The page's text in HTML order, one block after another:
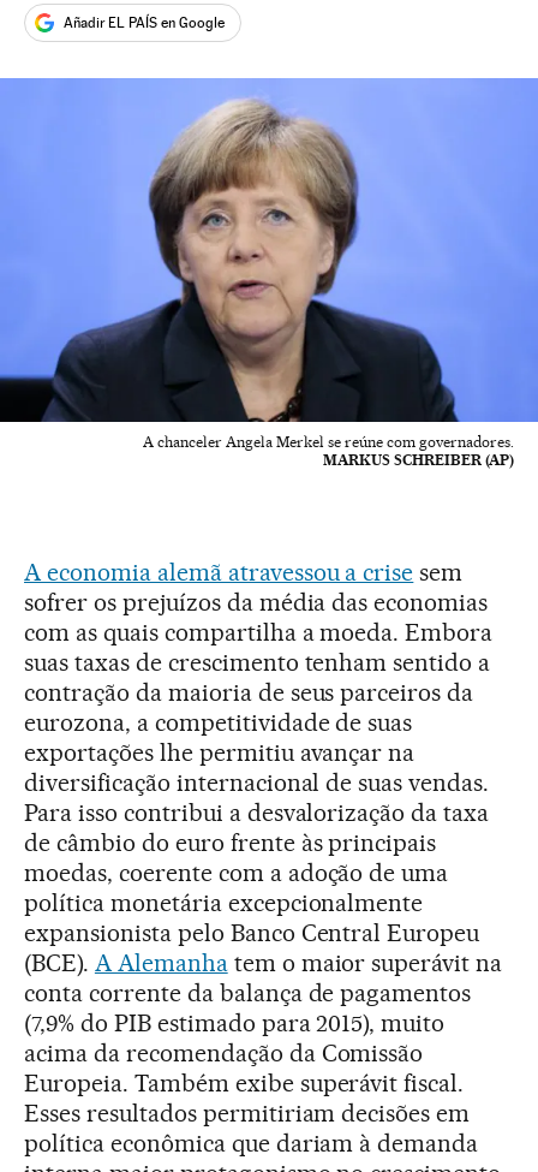
Añadir EL PAÍS en Google
A chanceler Angela Merkel se reúne com governadores.
MARKUS SCHREIBER (AP)
A economia alemã atravessou a crise sem
sofrer os prejuízos da média das economias
com as quais compartilha a moeda. Embora
suas taxas de crescimento tenham sentido a
contração da maioria de seus parceiros da
eurozona, a competitividade de suas
exportações lhe permitiu avançar na
diversificação internacional de suas vendas.
Para isso contribui a desvalorização da taxa
de câmbio do euro frente às principais
moedas, coerente com a adoção de uma
política monetária excepcionalmente
expansionista pelo Banco Central Europeu
(BCE). A Alemanhatem o maior superávit na
conta corrente da balança de pagamentos
(7,9% do PIB estimado para 2015), muito
acima da recomendação da Comissão
Europeia. Também exibe superávit fiscal.
Esses resultados permitiriam decisões em
política econômica que dariam à demanda